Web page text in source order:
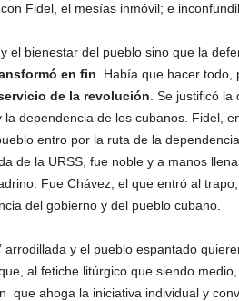
Fidel, el mesías inmóvil; e
el bienestar del pueblo sino que la
en fin . Había que hacer
de la revolución . Se justificó
la dependencia de los cubanos. Fidel,
entro por la ruta de la
de la URSS, fue noble y a manos
Fue Chávez, el que entró al
del gobierno y del pueblo cubano.
arrodillada y el pueblo espantado
al fetiche litúrgico que siendo
que ahoga la iniciativa individual y